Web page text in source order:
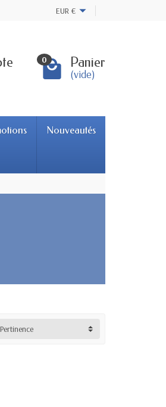
EUR €
0 Panier
(vide)
Nouveautés
Pertinence